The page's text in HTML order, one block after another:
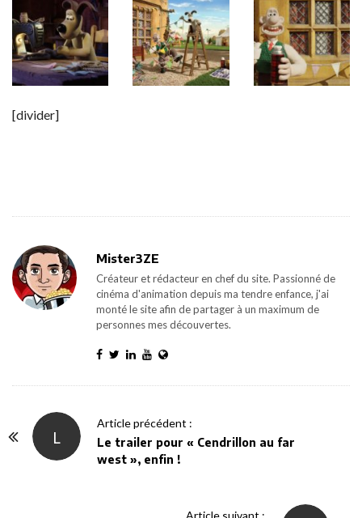
[divider]
Mister3ZE
Créateur et rédacteur en chef du site. Passionné de
cinéma d'animation depuis ma tendre enfance, j'ai
monté le site afin de partager à un maximum de
personnes mes découvertes.
L
Article précédent :
Le trailer pour « Cendrillon au far
west », enfin !
Article suivant :